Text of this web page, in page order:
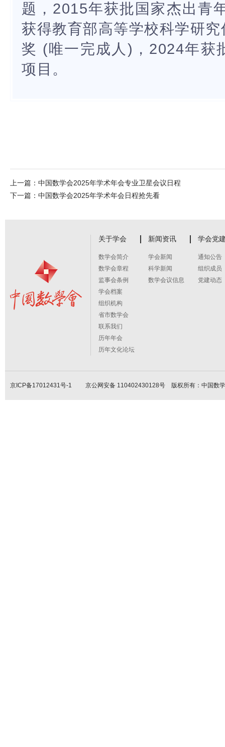
题，2015年获批国家杰出青
获得教育部高等学校科学研
奖 (唯一完成人)，2024年获
项目。
上一篇： 中国数学会2025年学术年会专业卫星会议日程
下一篇： 中国数学会2025年学术年会日程抢先看
关于学会
数学会简介
数学会章程
监事会条例
学会档案
组织机构
省市数学会
联系我们
历年年会
历年文化论坛
新闻资讯
学会新闻
科学新闻
数学会议信息
学会党
通知公告
组织成员
党建动态
京ICP备17012431号-1 京公网安备 110402430128号 版权所有：中国